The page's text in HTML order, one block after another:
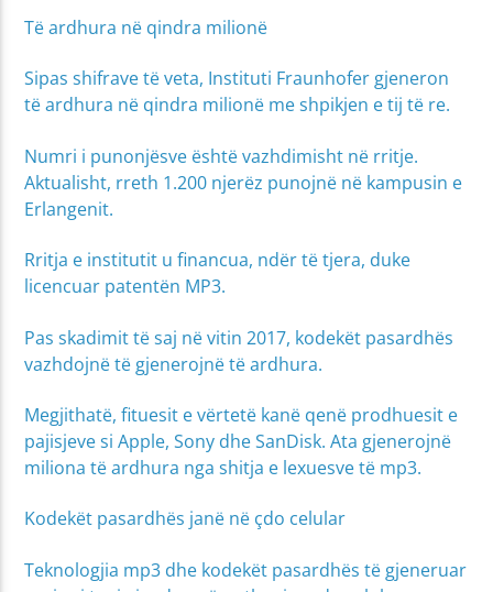
Të ardhura në qindra milionë
Sipas shifrave të veta, Instituti Fraunhofer gjeneron
të ardhura në qindra milionë me shpikjen e tij të re.
Numri i punonjësve është vazhdimisht në rritje.
Aktualisht, rreth 1.200 njerëz punojnë në kampusin e
Erlangenit.
Rritja e institutit u financua, ndër të tjera, duke
licencuar patentën MP3.
Pas skadimit të saj në vitin 2017, kodekët pasardhës
vazhdojnë të gjenerojnë të ardhura.
Megjithatë, fituesit e vërtetë kanë qenë prodhuesit e
pajisjeve si Apple, Sony dhe SanDisk. Ata gjenerojnë
miliona të ardhura nga shitja e lexuesve të mp3.
Kodekët pasardhës janë në çdo celular
Teknologjia mp3 dhe kodekët pasardhës të gjeneruar